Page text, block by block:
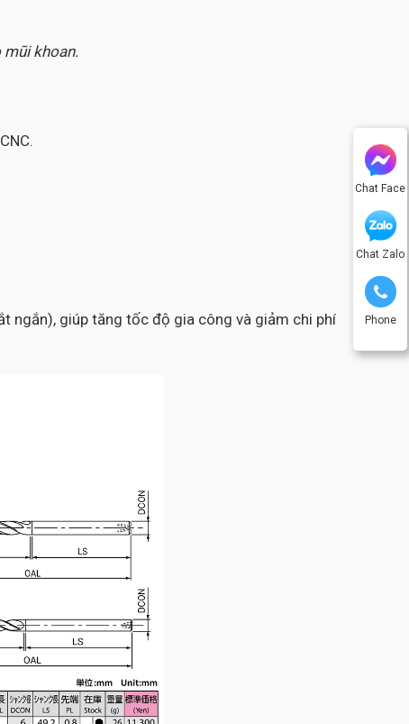
Chat Face
Chat Zalo
Phone
mũi khoan.
ngắn), giúp tăng tốc độ gia công và giảm chi phí